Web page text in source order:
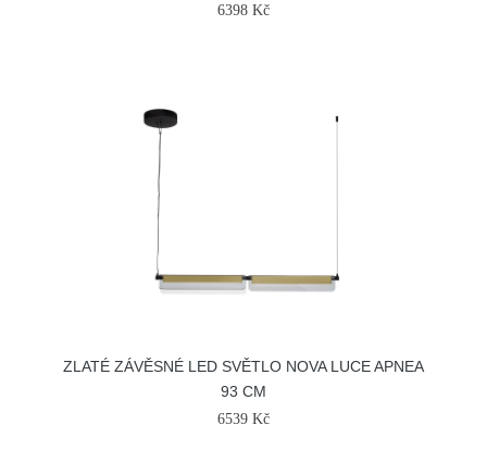
6398 Kč
ZLATÉ ZÁVĚSNÉ LED SVĚTLO NOVA LUCE APNEA
93 CM
6539 Kč